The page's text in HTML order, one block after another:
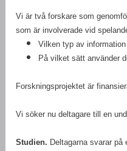
Vi är två forskare som
som är involverade vid
Vilken typ av
På vilket sätt använder
Forskningsprojektet är
Vi söker nu deltagare till en
Studien. Deltagarna svarar